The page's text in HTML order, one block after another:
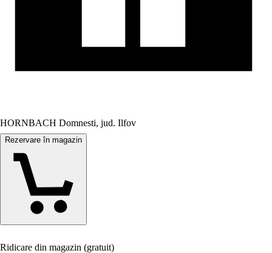
HORNBACH Domnesti, jud. Ilfov
Rezervare în magazin
Ridicare din magazin (gratuit)